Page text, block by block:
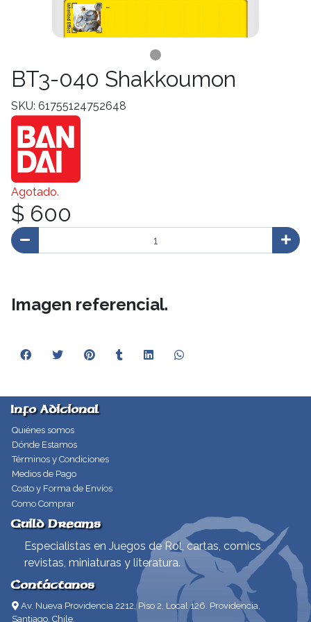
BT3-040 Shakkoumon
SKU: 61755124752648
Agotado.
$ 600
Imagen referencial.
Info Adicional
Quiénes somos
Dónde Estamos
Términos y Condiciones
Medios de Pago
Costo y Forma de Envíos
Como Comprar
Guild Dreams
Especialistas en Juegos de Rol, cartas, comics,
revistas, miniaturas y literatura.
Contáctanos
Av. Nueva Providencia 2212, Piso 2, Local 126. Providencia,
Santiago, Chile.